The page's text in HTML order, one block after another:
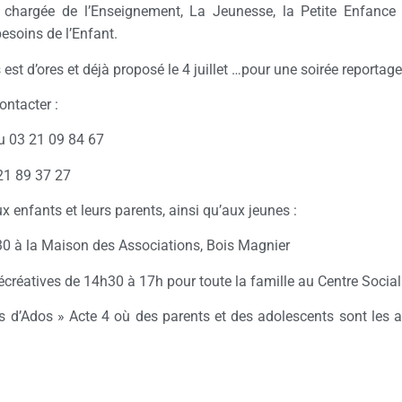
de l’Enseignement, La Jeunesse, la Petite Enfance
de l’Enfant.
est d’ores et déjà proposé le 4 juillet …pour une soirée
:
03 21 09 84 67
89 37 27
enfants et leurs parents, ainsi qu’aux jeunes :
à la Maison des Associations, Bois Magnier
de 14h30 à 17h pour toute la famille au Centre
d’Ados » Acte 4 où des parents et des adolescents sont